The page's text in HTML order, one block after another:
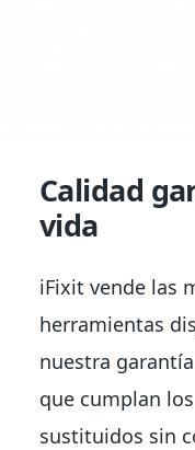
Calidad
vida
iFixit vende las
herramientas
nuestra
que cumplan
sustituidos sin